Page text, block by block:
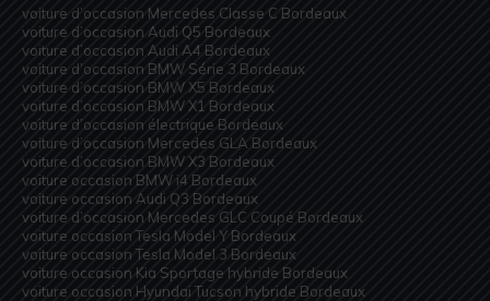
voiture d’occasion Mercedes Classe C Bordeaux
voiture d’occasion Audi Q5 Bordeaux
voiture d’occasion Audi A4 Bordeaux
voiture d’occasion BMW Série 3 Bordeaux
voiture d’occasion BMW X5 Bordeaux
voiture d’occasion BMW X1 Bordeaux
voiture d’occasion électrique Bordeaux
voiture d’occasion Mercedes GLA Bordeaux
voiture d’occasion BMW X3 Bordeaux
voiture occasion BMW i4 Bordeaux
voiture occasion Audi Q3 Bordeaux
voiture d’occasion Mercedes GLC Coupé Bordeaux
voiture occasion Tesla Model Y Bordeaux
voiture occasion Tesla Model 3 Bordeaux
voiture occasion Kia Sportage hybride Bordeaux
voiture occasion Hyundai Tucson hybride Bordeaux